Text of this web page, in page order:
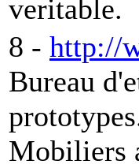
veritable.
8 - http://
Bureau
Mobiliers